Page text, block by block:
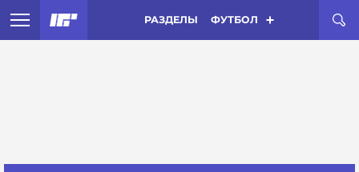
РАЗДЕЛЫ ФУТБОЛ